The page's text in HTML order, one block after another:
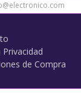
Privacidad
de Compra